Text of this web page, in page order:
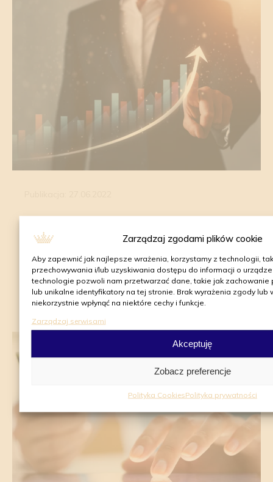
Zarządzaj zgodami plików cookie
Aby zapewnić jak najlepsze wrażenia, korzystamy z technologii,
przechowywania i/lub uzyskiwania dostępu do informacji o
technologie pozwoli nam przetwarzać dane, takie jak
lub unikalne identyfikatory na tej stronie. Brak wyrażenia zgody lub
niekorzystnie wpłynąć na niektóre cechy i funkcje.
Zarządzaj serwisami
Akceptuję
Zobacz preferencje
Polityka CookiesPolityka prywatności
Zobacz wiecej